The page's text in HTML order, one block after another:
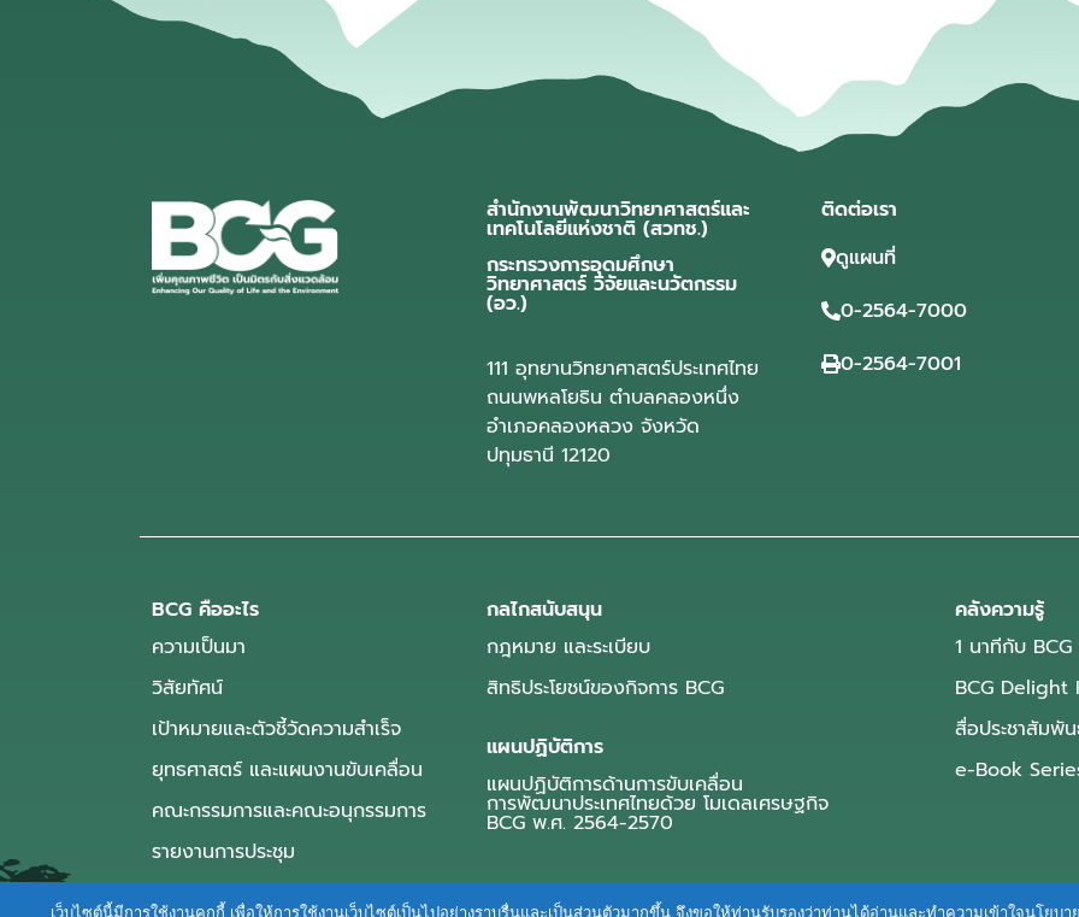
สำนักงานพัฒนาวิทยาศาสตร์และ
เทคโนโลยีแห่งชาติ (สวทช.)
กระทรวงการอุดมศึกษา
วิทยาศาสตร์ วิจัยและนวัตกรรม
(อว.)
111 อุทยานวิทยาศาสตร์ประเทศไทย
ถนนพหลโยธิน ตำบลคลองหนึ่ง
อำเภอคลองหลวง จังหวัด
ปทุมธานี 12120
ติดต่อเรา
ดูแผนที่
0-2564-7000
0-2564-7001
BCG คืออะไร
ความเป็นมา
วิสัยทัศน์
เป้าหมายและตัวชี้วัดความสำเร็จ
ยุทธศาสตร์ และแผนงานขับเคลื่อน
คณะกรรมการและคณะอนุกรรมการ
รายงานการประชุม
กลไกสนับสนุน
กฎหมาย และระเบียบ
สิทธิประโยชน์ของกิจการ BCG
แผนปฏิบัติการ
แผนปฏิบัติการด้านการขับเคลื่อน
การพัฒนาประเทศไทยด้วย โมเดลเศรษฐกิจ
BCG พ.ศ. 2564-2570
คลังความรู้
1 นาทีกับ BCG
BCG
สื่อประชาสัมพั
e-Book
เว็บไซต์นี้มีการใช้งานคุกกี้ เพื่อให้การใช้งานเว็บไซต์เป็นไปอย่างราบรื่นและเป็นส่วนตัวมากขึ้น จึงขอให้ท่านรับรองว่าท่านได้อ่านและทำความเข้าใจนโ